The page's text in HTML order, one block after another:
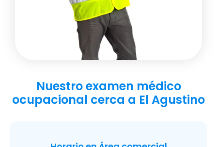
Nuestro examen médico
ocupacional cerca a El Agustino